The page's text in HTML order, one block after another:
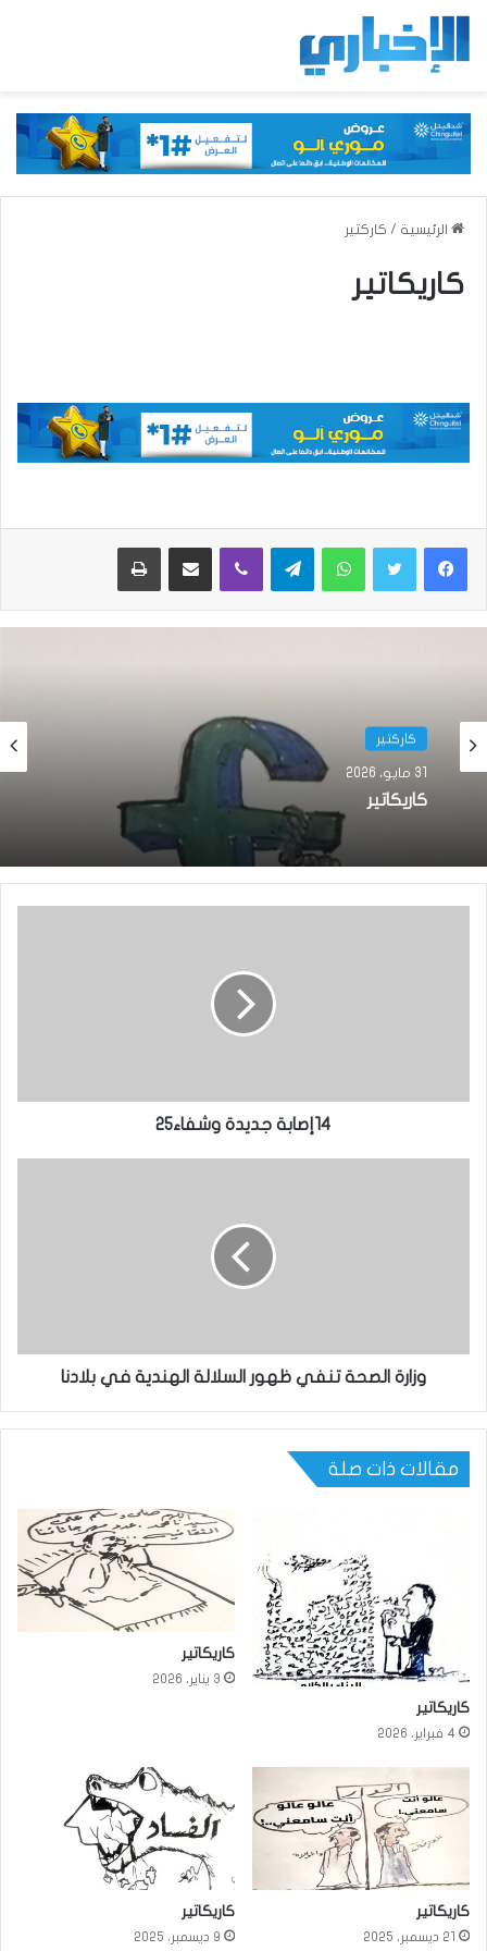
الرئيسية / كاركتير
كاريكاتير
واتساب تيلقرام ڤايبر مشاركة عبر البريد طباعة
كاركتير
31 مايو، 2026
كاريكاتير
14إصابة جديدة وشفاء25
وزارة الصحة تنفي ظهور السلالة الهندية في بلادنا
مقالات ذات صلة
كاريكاتير
4 فبراير، 2026
كاريكاتير
3 يناير، 2026
كاريكاتير
21 ديسمبر، 2025
كاريكاتير
9 ديسمبر، 2025